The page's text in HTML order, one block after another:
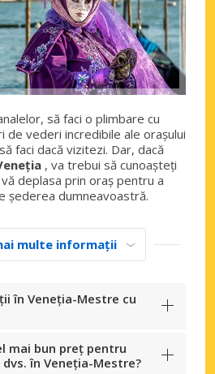
să faci o plimbare cu
de vederi incredibile ale orașului
faci dacă vizitezi. Dar, dacă
, va trebui să cunoașteți
deplasa prin oraș pentru a
șederea dumneavoastră.
multe informații
în Veneția-Mestre cu
mai bun preț pentru
în Veneția-Mestre?